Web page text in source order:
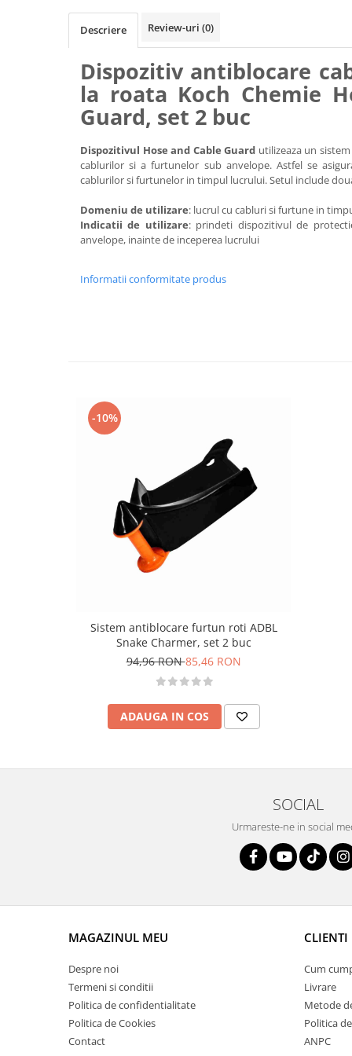
DETAILING RAPID EXTERIOR
Solutii detailing rapid
Accesorii detailing rapid
ACCESORII EXTERIOR
CONSUMABILE AUTO
Descriere Review-uri (0)
Dispozitiv antiblocare
la roata Koch Chemie
Guard, set 2 buc
Dispozitivul Hose and Cable Guard utilizeaza un
cablurilor si a furtunelor sub anvelope. Astfel se
cablurilor si furtunelor in timpul lucrului. Setul include
Domeniu de utilizare: lucrul cu cabluri si furtune in
Indicatii de utilizare: prindeti dispozitivul de
anvelope, inainte de inceperea lucrului
Informatii conformitate produs
-10%
Sistem antiblocare furtun roti ADBL
Snake Charmer, set 2 buc
94,96 RON85,46 RON
ADAUGA IN COS
SOCIAL
Urmareste-ne in social
MAGAZINUL MEU
Despre noi
Termeni si conditii
Politica de confidentialitate
Politica de Cookies
Contact
CLIENTI
Cum
Livrare
Metode
Politica
ANPC